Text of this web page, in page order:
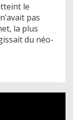
le
pas
la plus
du néo-